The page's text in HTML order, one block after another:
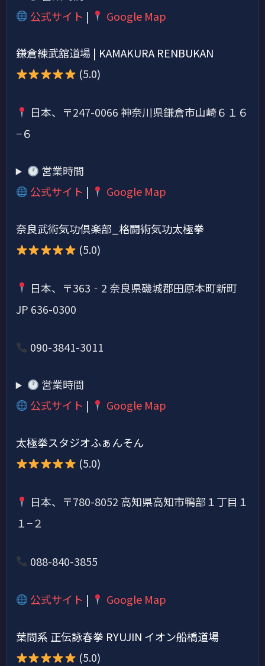
公式サイト | Google Map
鎌倉練武舘道場 | KAMAKURA RENBUKAN
(5.0)
日本、〒247-0066 神奈川県鎌倉市山崎６１６
−６
営業時間
公式サイト | Google Map
奈良武術気功倶楽部_格闘術気功太極拳
(5.0)
日本、〒363‐2 奈良県磯城郡田原本町新町
JP 636-0300
090-3841-3011
営業時間
公式サイト | Google Map
太極拳スタジオふぁんそん
(5.0)
日本、〒780-8052 高知県高知市鴨部１丁目１
１−２
088-840-3855
公式サイト | Google Map
葉問系 正伝詠春拳 RYUJIN イオン船橋道場
(5.0)